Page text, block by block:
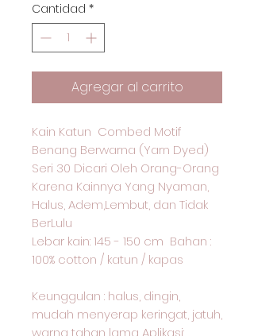
Cantidad *
Agregar al carrito
Kain Katun Combed Motif
Benang Berwarna (Yarn Dyed)
Seri 30 Dicari Oleh Orang-Orang
Karena Kainnya Yang Nyaman,
Halus, Adem,Lembut, dan Tidak
BerLulu
Lebar kain: 145 - 150 cm Bahan :
100% cotton / katun / kapas
Keunggulan : halus, dingin,
mudah menyerap keringat, jatuh,
warna tahan lama Aplikasi: